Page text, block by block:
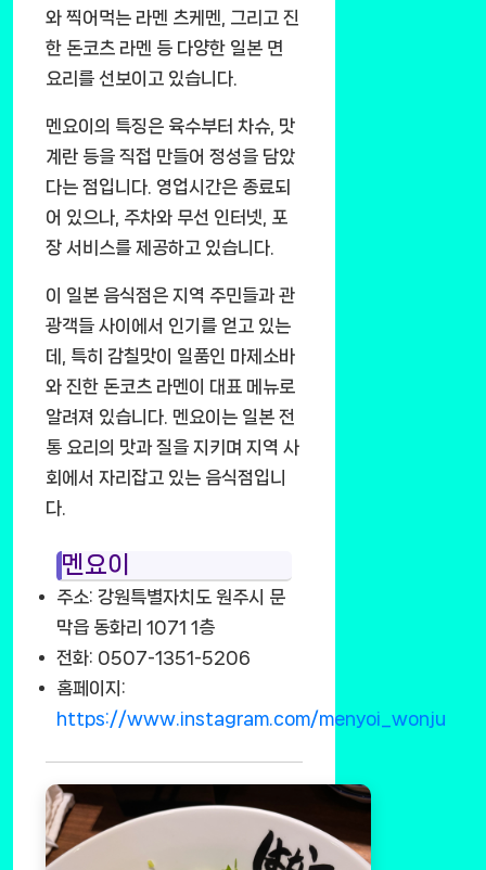
와 찍어먹는 라멘 츠케멘, 그리고 진
한 돈코츠 라멘 등 다양한 일본 면
요리를 선보이고 있습니다.
멘요이의 특징은 육수부터 차슈, 맛
계란 등을 직접 만들어 정성을 담았
다는 점입니다. 영업시간은 종료되
어 있으나, 주차와 무선 인터넷, 포
장 서비스를 제공하고 있습니다.
이 일본 음식점은 지역 주민들과 관
광객들 사이에서 인기를 얻고 있는
데, 특히 감칠맛이 일품인 마제소바
와 진한 돈코츠 라멘이 대표 메뉴로
알려져 있습니다. 멘요이는 일본 전
통 요리의 맛과 질을 지키며 지역 사
회에서 자리잡고 있는 음식점입니
다.
멘요이
주소: 강원특별자치도 원주시 문
막읍 동화리 1071 1층
전화: 0507-1351-5206
홈페이지:
https://www.instagram.com/menyoi_wonju